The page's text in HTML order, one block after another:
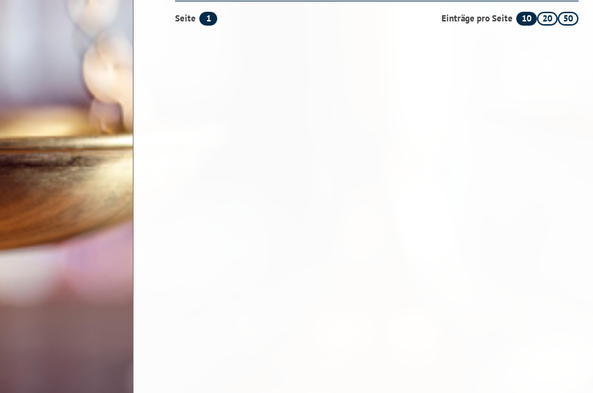
Seite 1 Einträge pro Seite 10 20 50